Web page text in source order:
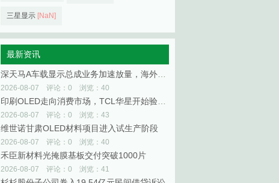
三星显示 [NaN]
最新资讯
2026-08-07 评论：0 浏览：40
2026-08-07 评论：0 浏览：43
维世诺甘肃OLED材料项目进入试生产阶段
2026-08-07 评论：0 浏览：40
禾臣新材料光掩膜基板交付突破1000片
2026-08-07 评论：0 浏览：41